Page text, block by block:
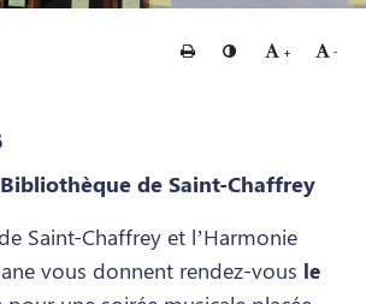
Imprimer Changer le contraste
+ Agrandir le
-
Bibliothèque de Saint-Chaffrey
Saint-Chaffrey et l’Harmonie
vous donnent rendez-vous le